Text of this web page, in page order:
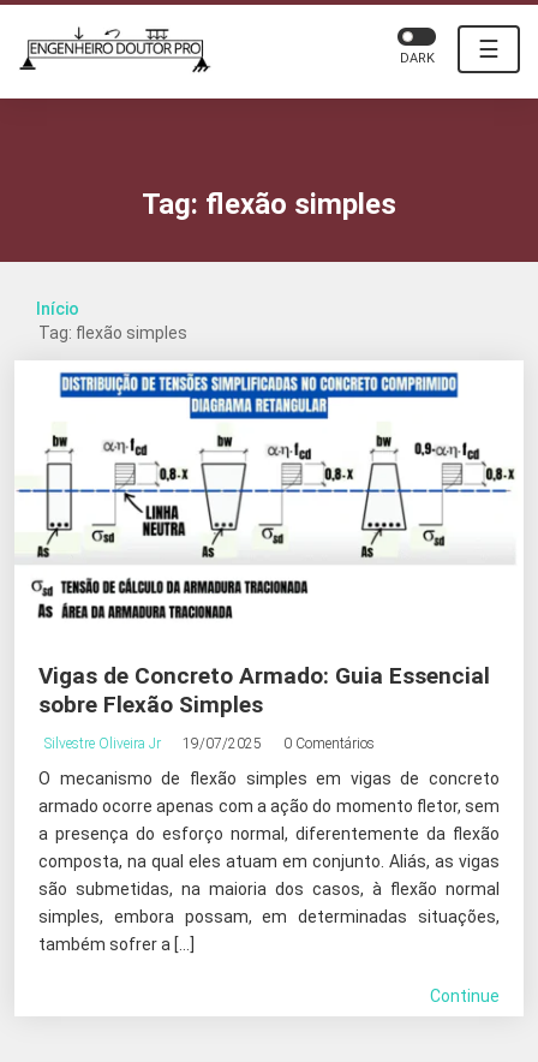
☰
DARK
Tag: flexão simples
Início
Tag: flexão simples
Vigas de Concreto Armado: Guia Essencial
sobre Flexão Simples
Silvestre Oliveira Jr 19/07/2025 0 Comentários
O mecanismo de flexão simples em vigas de concreto
armado ocorre apenas com a ação do momento fletor, sem
a presença do esforço normal, diferentemente da flexão
composta, na qual eles atuam em conjunto. Aliás, as vigas
são submetidas, na maioria dos casos, à flexão normal
simples, embora possam, em determinadas situações,
também sofrer a […]
Continue